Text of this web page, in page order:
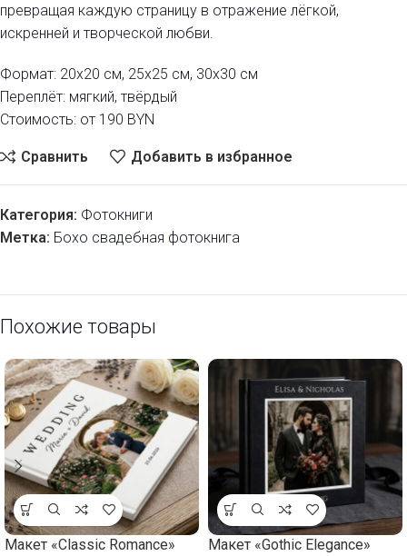
превращая каждую страницу в отражение лёгкой,
искренней и творческой любви.
Формат: 20х20 см, 25х25 см, 30х30 см
Переплёт: мягкий, твёрдый
Стоимость: от 190 BYN
Сравнить Добавить в избранное
Категория: Фотокниги
Метка: Бохо свадебная фотокнига
Похожие товары
Макет «Classic Romance» Макет «Gothic Elegance»